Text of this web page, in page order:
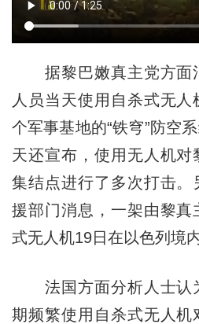
据黎巴嫩真主党方面
人员当天使用自杀式无
个军事基地的“铁穹”防空
天还宣布，使用无人机对
集结点进行了多次打击。
援部门消息，一架由黎
式无人机19日在以色列境
法国方面分析人士认
期频繁使用自杀式无人